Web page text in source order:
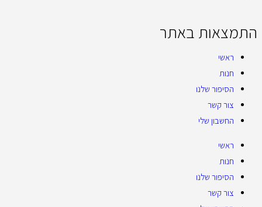
התמצאות באתר
ראשי
חנות
הסיפור שלנו
צור קשר
החשבון שלי
ראשי
חנות
הסיפור שלנו
צור קשר